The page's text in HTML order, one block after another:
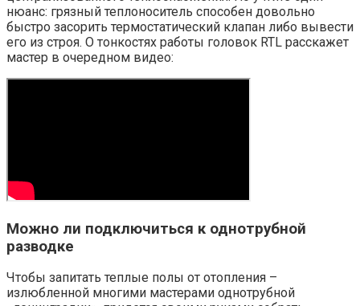
нюанс: грязный теплоноситель способен довольно
быстро засорить термостатический клапан либо вывести
его из строя. О тонкостях работы головок RTL расскажет
мастер в очередном видео:
Можно ли подключиться к однотрубной
разводке
Чтобы запитать теплые полы от отопления –
излюбленной многими мастерами однотрубной